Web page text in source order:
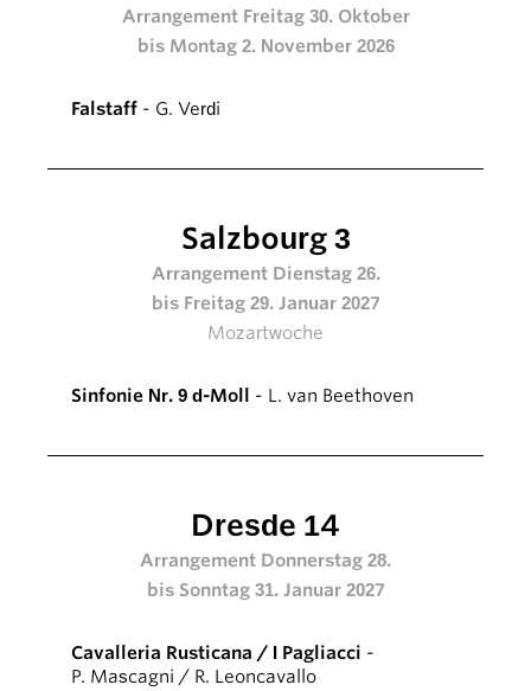
Arrangement Freitag 30. Oktober
bis Montag 2. November 2026
Falstaff - G. Verdi
Salzbourg 3
Arrangement Dienstag 26.
bis Freitag 29. Januar 2027
Mozartwoche
Sinfonie Nr. 9 d-Moll - L. van Beethoven
Dresde 14
Arrangement Donnerstag 28.
bis Sonntag 31. Januar 2027
Cavalleria Rusticana / I Pagliacci -
P. Mascagni / R. Leoncavallo